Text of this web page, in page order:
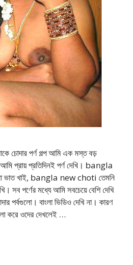
চোদার পর্ণ গল্প আমি এক মস্ত বড়
প্রায় প্রতিদিনই পর্ণ দেখি। bangla
ভাত খাই, bangla new choti তেমনি
সব পর্ণের মধ্যে আমি সবচেয়ে বেশি দেখি
পর্বগুলো। বাংলা ভিডিও দেখি না। কারণ
করে ওদের দেখলেই …